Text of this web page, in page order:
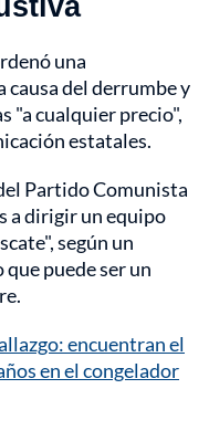
una
causa del derrumbe y
"a cualquier precio",
estatales.
Partido Comunista
a dirigir un equipo
según un
puede ser un
encuentran el
en el congelador